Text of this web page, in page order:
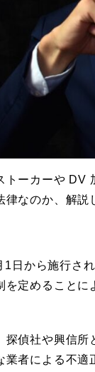
トーカーや DV
なのか、解説
日から施行さ
を定めること
探偵社や興信
業者による不